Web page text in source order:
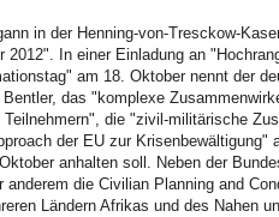
in der Henning-von-Tresckow-
2012". In einer Einladung an
am 18. Oktober nennt der
das "komplexe
die "zivil-militärische
der EU zur Krisenbewältigung"
anhalten soll. Neben der
die Civilian Planning and
Ländern Afrikas und des Nahen